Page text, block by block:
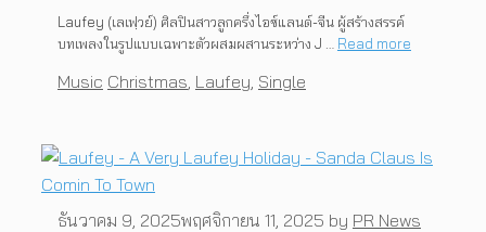
Laufey (เลเฟฺวย์) ศิลปินสาวลูกครึ่งไอซ์แลนด์-จีน ผู้สร้างสรรค์
บทเพลงในรูปแบบเฉพาะตัวผสมผสานระหว่าง J … Read more
Categories
Music Tags
Christmas Laufey Single
ธันวาคม 9, 2025พฤศจิกายน 11, 2025 by PR News